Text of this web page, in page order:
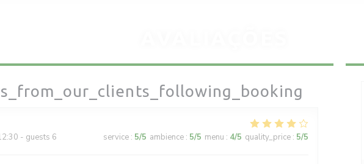
- guests 6 service : 5/5 ambience : 5/5 menu : 4/5 quality_price : 5/5